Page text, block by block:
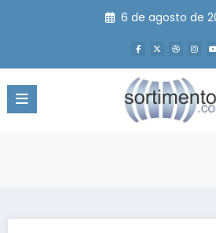
6 de agosto de